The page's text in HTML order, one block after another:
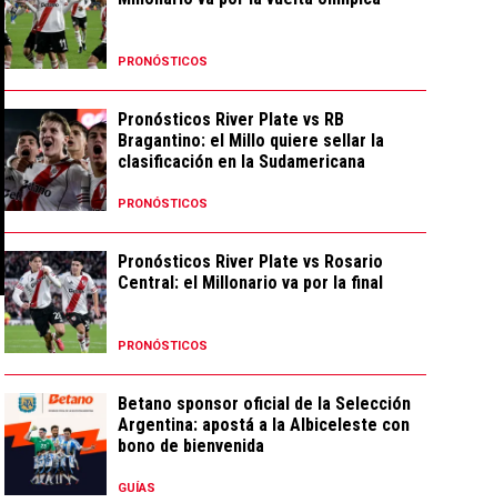
PRONÓSTICOS
Pronósticos River Plate vs RB
Bragantino: el Millo quiere sellar la
clasificación en la Sudamericana
PRONÓSTICOS
Pronósticos River Plate vs Rosario
Central: el Millonario va por la final
PRONÓSTICOS
Betano sponsor oficial de la Selección
Argentina: apostá a la Albiceleste con
bono de bienvenida
GUÍAS